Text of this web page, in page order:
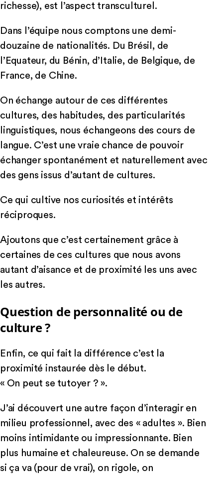
richesse), est l’aspect transculturel.
Dans l’équipe nous comptons une demi-
douzaine de nationalités. Du Brésil, de
l’Equateur, du Bénin, d’Italie, de Belgique, de
France, de Chine.
On échange autour de ces différentes
cultures, des habitudes, des particularités
linguistiques, nous échangeons des cours de
langue. C’est une vraie chance de pouvoir
échanger spontanément et naturellement avec
des gens issus d’autant de cultures.
Ce qui cultive nos curiosités et intérêts
réciproques.
Ajoutons que c’est certainement grâce à
certaines de ces cultures que nous avons
autant d’aisance et de proximité les uns avec
les autres.
Question de personnalité ou de
culture ?
Enfin, ce qui fait la différence c’est la
proximité instaurée dès le début.
« On peut se tutoyer ? ».
J’ai découvert une autre façon d’interagir en
milieu professionnel, avec des « adultes ». Bien
moins intimidante ou impressionnante. Bien
plus humaine et chaleureuse. On se demande
si ça va (pour de vrai), on rigole, on